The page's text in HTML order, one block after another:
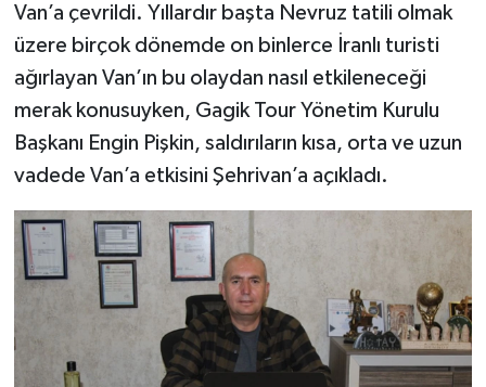
Van’a çevrildi. Yıllardır başta Nevruz tatili olmak
üzere birçok dönemde on binlerce İranlı turisti
ağırlayan Van’ın bu olaydan nasıl etkileneceği
merak konusuyken, Gagik Tour Yönetim Kurulu
Başkanı Engin Pişkin, saldırıların kısa, orta ve uzun
vadede Van’a etkisini Şehrivan’a açıkladı.